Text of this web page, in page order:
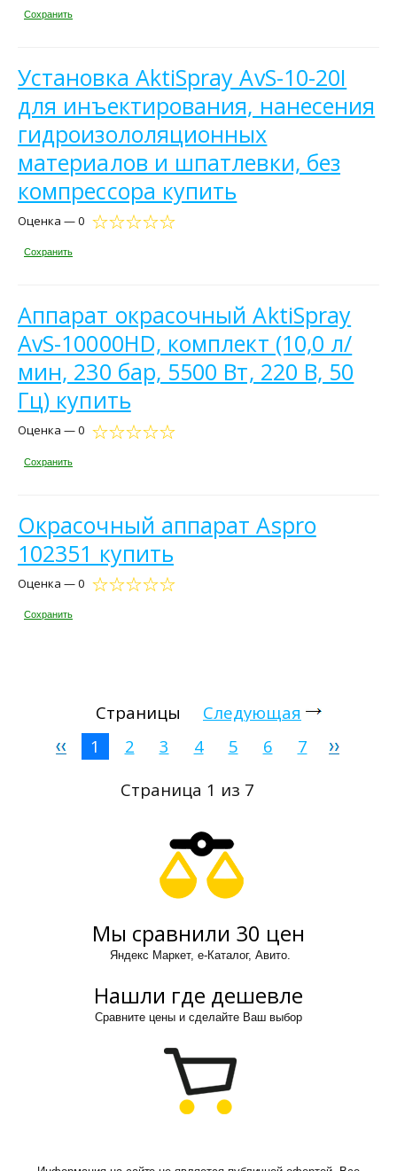
Сохранить
Установка AktiSpray AvS-10-20I
для инъектирования, нанесения
гидроизололяционных
материалов и шпатлевки, без
компрессора купить
Оценка — 0
Сохранить
Аппарат окрасочный AktiSpray
AvS-10000HD, комплект (10,0 л/
мин, 230 бар, 5500 Вт, 220 В, 50
Гц) купить
Оценка — 0
Сохранить
Окрасочный аппарат Aspro
102351 купить
Оценка — 0
Сохранить
Страницы
Следующая
1
2 3 4 5 6
7
Страница 1 из 7
Мы сравнили 30 цен
Яндекс Маркет, е-Каталог, Авито.
Нашли где дешевле
Сравните цены и сделайте Ваш выбор